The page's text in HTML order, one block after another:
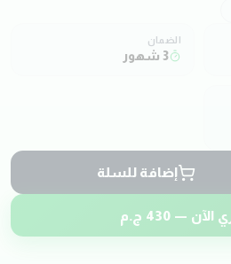
الضمان
3 شهور
إضافة للسلة
الآن — 430 ج.م